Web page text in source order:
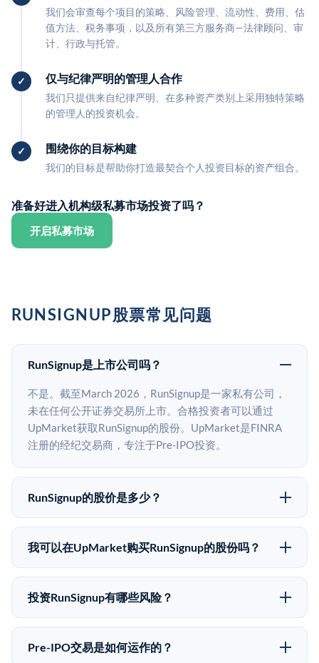
我们会审查每个项目的策略、风险管理、流动性、费用、估
值方法、税务事项，以及所有第三方服务商—法律顾问、审
计、行政与托管。
仅与纪律严明的管理人合作
我们只提供来自纪律严明、在多种资产类别上采用独特策略
的管理人的投资机会。
围绕你的目标构建
我们的目标是帮助你打造最契合个人投资目标的资产组合。
准备好进入机构级私募市场投资了吗？
开启私募市场
RUNSIGNUP股票常见问题
RunSignup是上市公司吗？
不是。截至March 2026，RunSignup是一家私有公司，
未在任何公开证券交易所上市。合格投资者可以通过
UpMarket获取RunSignup的股份。UpMarket是FINRA
注册的经纪交易商，专注于Pre-IPO投资。
RunSignup的股价是多少？
RunSignup没有公开股价，因为它是一家私有公司。最近
的已知股价来自其最近一轮融资。 二级市场上的Pre-
有所不同。
我可以在UpMarket购买RunSignup的股份吗？
可以。合格投资者可以通过填写本页表单或在
upmarket.co创建账户来表达对RunSignup股份的投资意
50,000美元。UpMarket是FINRA注册的经纪交易商，
自2019年以来已经纪超过5亿美元的另类投资。
投资RunSignup有哪些风险？
Pre-IPO投资存在重大风险。RunSignup的股份流动性
低，意味着没有公开市场可以快速出售。不存在确定的
Pre-IPO交易是如何运作的？